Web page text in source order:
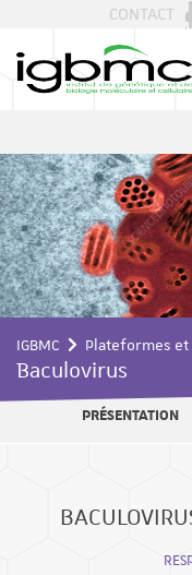
CONTACT
IGBMC Plateformes
Baculovirus
PRÉSENTATION
Panneau de gestion des